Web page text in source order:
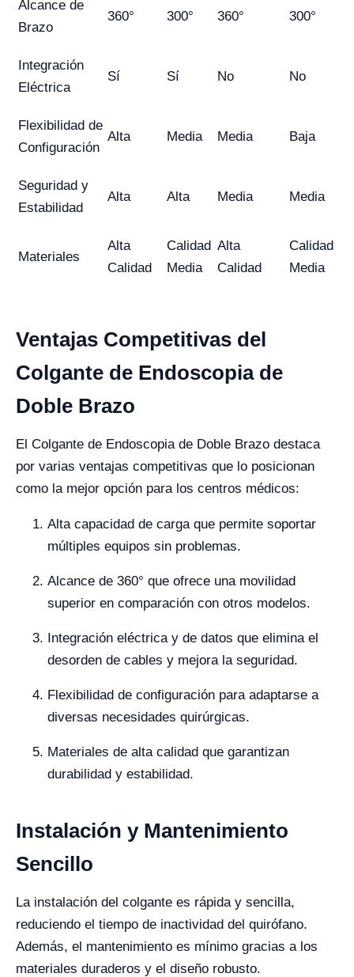
Alcance de
Brazo
360° 300° 360° 300°
Integración
Eléctrica
Sí Sí No No
Flexibilidad de
Configuración
Alta Media Media Baja
Seguridad y
Estabilidad
Alta Alta Media Media
Materiales
Alta
Calidad
Calidad
Media
Alta
Calidad
Calidad
Media
Ventajas Competitivas del
Colgante de Endoscopia de
Doble Brazo
El Colgante de Endoscopia de Doble Brazo destaca
por varias ventajas competitivas que lo posicionan
como la mejor opción para los centros médicos:
Alta capacidad de carga que permite soportar
múltiples equipos sin problemas.
Alcance de 360° que ofrece una movilidad
superior en comparación con otros modelos.
Integración eléctrica y de datos que elimina el
desorden de cables y mejora la seguridad.
Flexibilidad de configuración para adaptarse a
diversas necesidades quirúrgicas.
Materiales de alta calidad que garantizan
durabilidad y estabilidad.
Instalación y Mantenimiento
Sencillo
La instalación del colgante es rápida y sencilla,
reduciendo el tiempo de inactividad del quirófano.
Además, el mantenimiento es mínimo gracias a los
materiales duraderos y el diseño robusto.